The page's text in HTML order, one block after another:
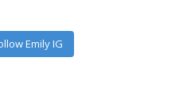
Emily IG